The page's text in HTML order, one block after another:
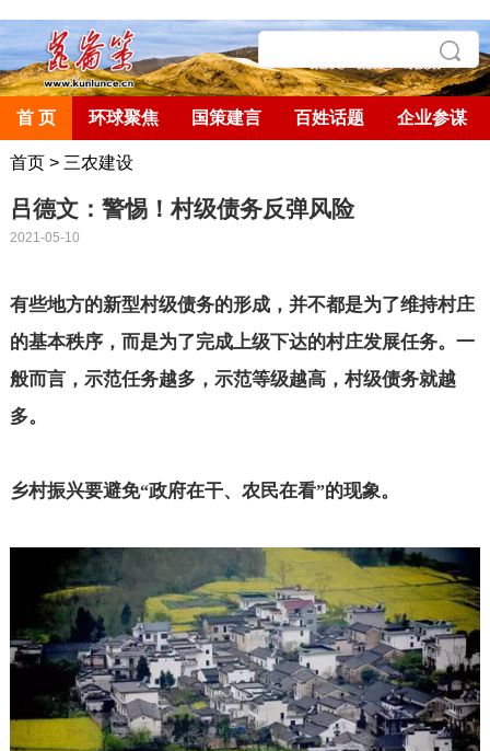
首 页 环球聚焦 国策建言 百姓话题 企业参谋
首页> 三农建设
吕德文：警惕！村级债务反弹风险
2021-05-10
有些地方的新型村级债务的形成，并不都是为了维持村庄
的基本秩序，而是为了完成上级下达的村庄发展任务。一
般而言，示范任务越多，示范等级越高，村级债务就越
多。
乡村振兴要避免“政府在干、农民在看”的现象。